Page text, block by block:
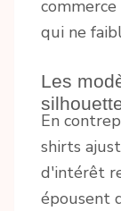
qui ne
Les
En
shirts
d'intérêt
épousent